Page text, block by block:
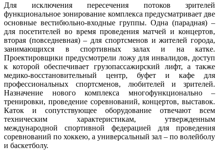
Для исключения пересечения потоков зрителей
функциональное зонирование комплекса предусматривает две
основные вестибюльно-входные группы. Одна (парадная) –
для посетителей во время проведения матчей и концертов,
вторая (повседневная) – для спортсменов и жителей города,
занимающихся в спортивных залах и на катке.
Проектировщики предусмотрели ложу для инвалидов, доступ
к которой обеспечивает грузопассажирский лифт, а также
медико-восстановительный центр, буфет и кафе для
профессиональных спортсменов, любителей и зрителей.
Назначение нового комплекса многофункционально –
тренировки, проведение соревнований, концертов, выставок.
Каток и сопутствующее оборудование отвечают всем
техническим характеристикам, утвержденным
международной спортивной федерацией для проведения
соревнований по хоккею, а универсальный зал – по волейболу
и баскетболу.